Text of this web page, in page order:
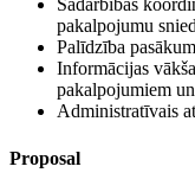
Sadarbības
pakalpojumu
Palīdzība
Informācijas
pakalpojumiem
Administratīvais
Proposal